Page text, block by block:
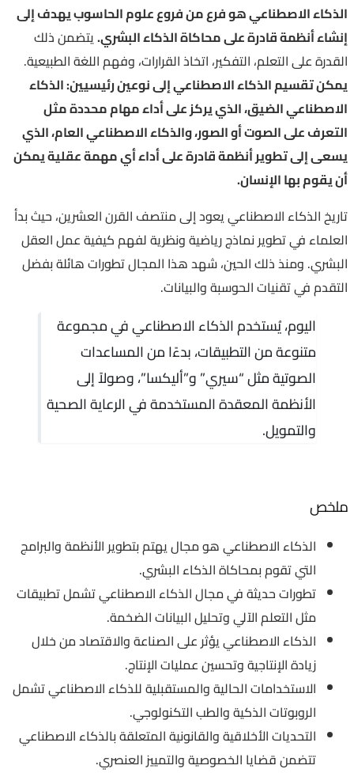
الذكاء الاصطناعي هو فرع من فروع علوم الحاسوب يهدف إلى
إنشاء أنظمة قادرة على محاكاة الذكاء البشري.يتضمن ذلك
القدرة على التعلم، التفكير، اتخاذ القرارات، وفهم اللغة الطبيعية.
يمكن تقسيم الذكاء الاصطناعي إلى نوعين رئيسيين: الذكاء
الاصطناعي الضيق، الذي يركز على أداء مهام محددة مثل
التعرف على الصوت أو الصور، والذكاء الاصطناعي العام، الذي
يسعى إلى تطوير أنظمة قادرة على أداء أي مهمة عقلية يمكن
أن يقوم بها الإنسان.
تاريخ الذكاء الاصطناعي يعود إلى منتصف القرن العشرين، حيث بدأ
العلماء في تطوير نماذج رياضية ونظرية لفهم كيفية عمل العقل
البشري. ومنذ ذلك الحين، شهد هذا المجال تطورات هائلة بفضل
التقدم في تقنيات الحوسبة والبيانات.
اليوم، يُستخدم الذكاء الاصطناعي في مجموعة
متنوعة من التطبيقات، بدءًا من المساعدات
الصوتية مثل “سيري” و”أليكسا”، وصولاً إلى
الأنظمة المعقدة المستخدمة في الرعاية الصحية
والتمويل.
ملخص
الذكاء الاصطناعي هو مجال يهتم بتطوير الأنظمة والبرامج
التي تقوم بمحاكاة الذكاء البشري.
تطورات حديثة في مجال الذكاء الاصطناعي تشمل تطبيقات
مثل التعلم الآلي وتحليل البيانات الضخمة.
الذكاء الاصطناعي يؤثر على الصناعة والاقتصاد من خلال
زيادة الإنتاجية وتحسين عمليات الإنتاج.
الاستخدامات الحالية والمستقبلية للذكاء الاصطناعي تشمل
الروبوتات الذكية والطب التكنولوجي.
التحديات الأخلاقية والقانونية المتعلقة بالذكاء الاصطناعي
تتضمن قضايا الخصوصية والتمييز العنصري.